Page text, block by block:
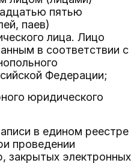
пятью
паев)
лица. Лицо
в соответствии с
Федерации;
юридического
в едином реестре
проведении
закрытых электронных